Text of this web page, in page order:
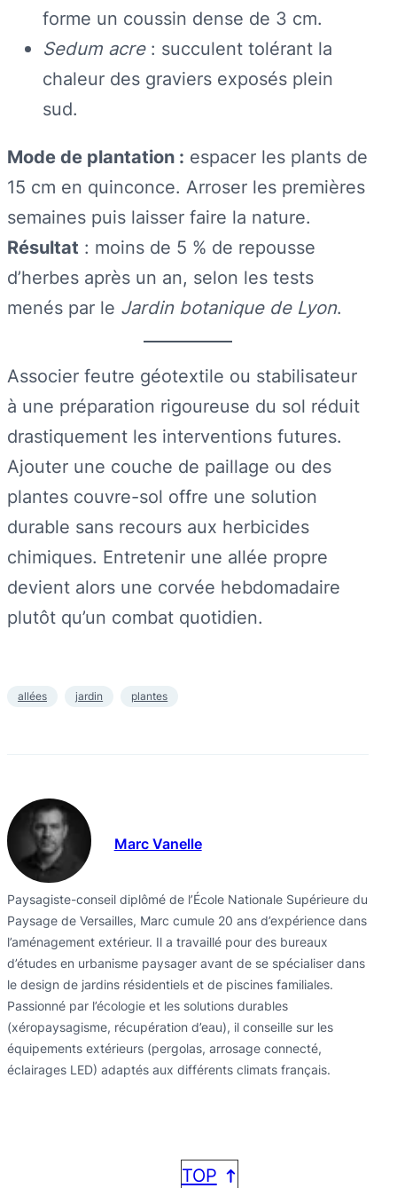
forme un coussin dense de 3 cm.
Sedum acre: succulent tolérant la
chaleur des graviers exposés plein
sud.
Mode de plantation : espacer les plants de
15 cm en quinconce. Arroser les premières
semaines puis laisser faire la nature.
Résultat : moins de 5 % de repousse
d’herbes après un an, selon les tests
menés par le Jardin botanique de Lyon.
Associer feutre géotextile ou stabilisateur
à une préparation rigoureuse du sol réduit
drastiquement les interventions futures.
Ajouter une couche de paillage ou des
plantes couvre-sol offre une solution
durable sans recours aux herbicides
chimiques. Entretenir une allée propre
devient alors une corvée hebdomadaire
plutôt qu’un combat quotidien.
allées jardin plantes
Marc Vanelle
Paysagiste-conseil diplômé de l’École Nationale Supérieure du
Paysage de Versailles, Marc cumule 20 ans d’expérience dans
l’aménagement extérieur. Il a travaillé pour des bureaux
d’études en urbanisme paysager avant de se spécialiser dans
le design de jardins résidentiels et de piscines familiales.
Passionné par l’écologie et les solutions durables
(xéropaysagisme, récupération d’eau), il conseille sur les
équipements extérieurs (pergolas, arrosage connecté,
éclairages LED) adaptés aux différents climats français.
TOP